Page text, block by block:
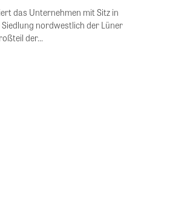
das Unternehmen mit Sitz in
Siedlung nordwestlich der Lüner
der...